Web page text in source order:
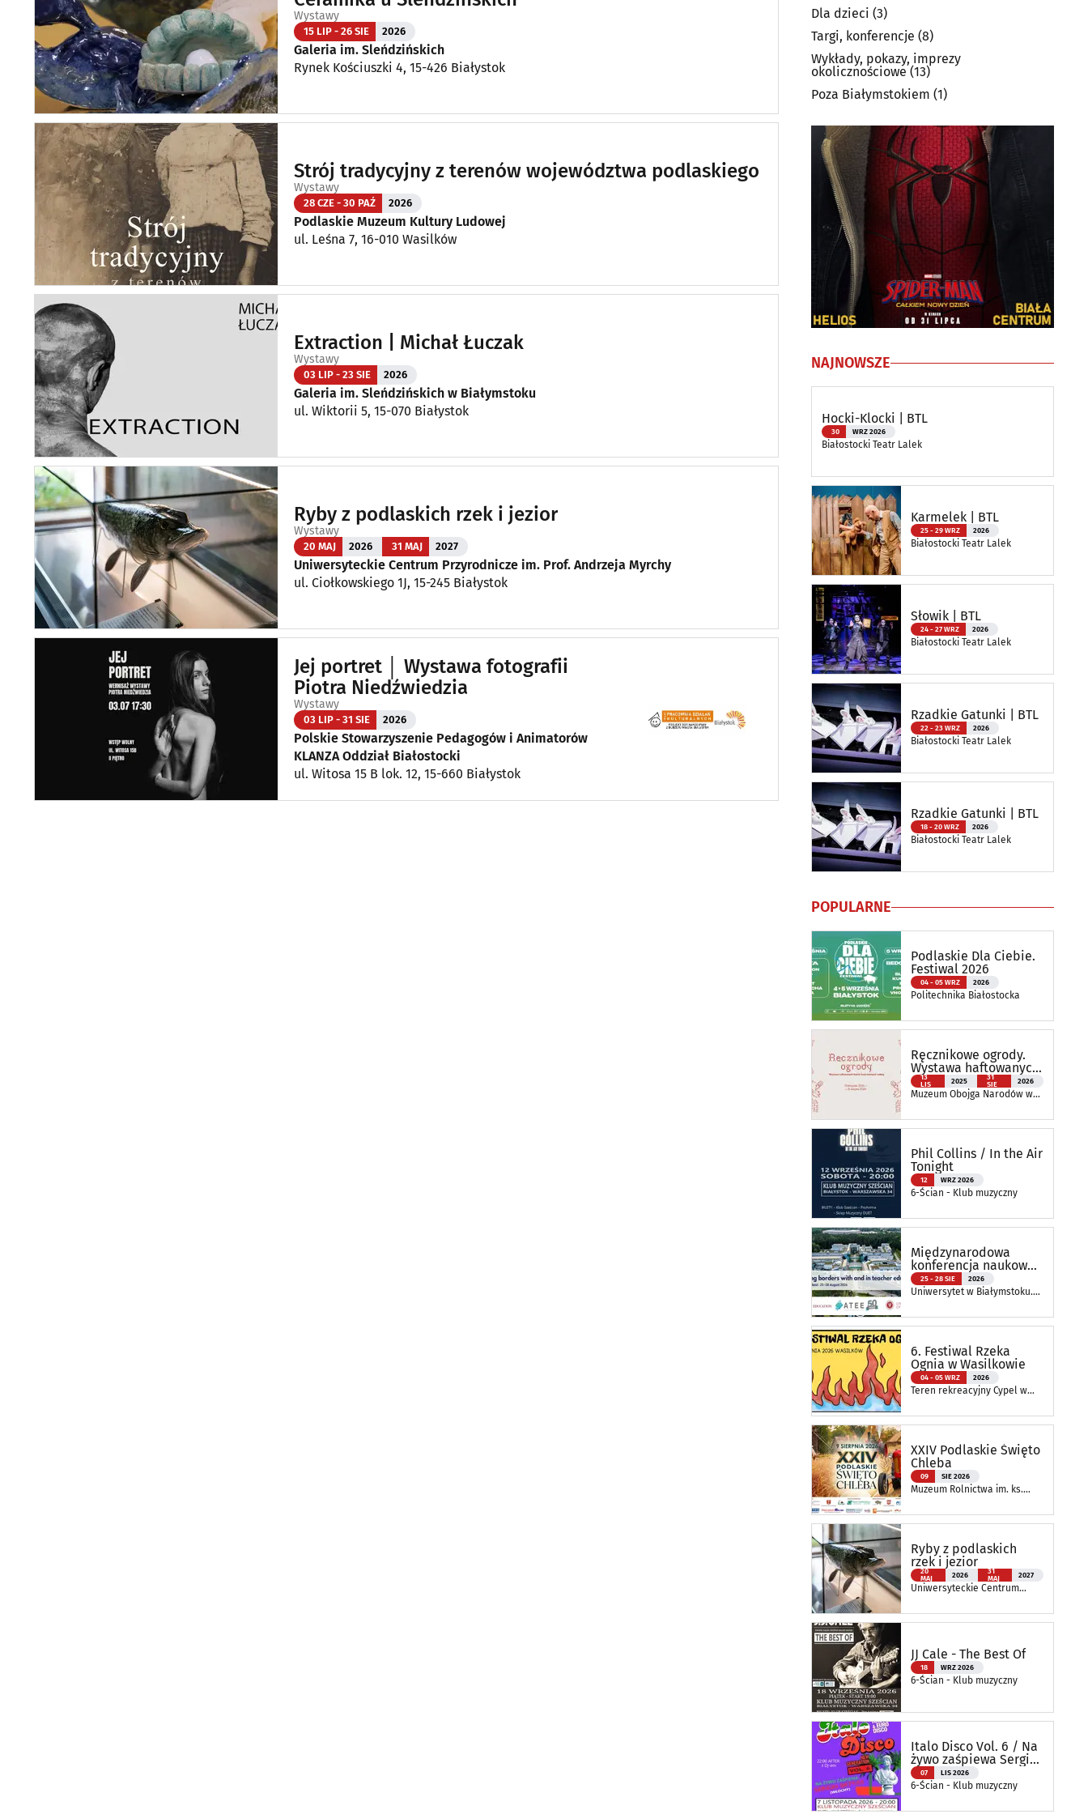
Wystawy
15 LIP - 26 SIE 2026
Galeria im. Sleńdzińskich
Rynek Kościuszki 4, 15-426 Białystok
Strój tradycyjny z terenów województwa podlaskiego
Wystawy
28 CZE - 30 PAŹ 2026
Podlaskie Muzeum Kultury Ludowej
ul. Leśna 7, 16-010 Wasilków
Extraction | Michał Łuczak
Wystawy
03 LIP - 23 SIE 2026
Galeria im. Sleńdzińskich w Białymstoku
ul. Wiktorii 5, 15-070 Białystok
Ryby z podlaskich rzek i jezior
Wystawy
20 MAJ 2026 31 MAJ 2027
Uniwersyteckie Centrum Przyrodnicze im. Prof. Andrzeja Myrchy
ul. Ciołkowskiego 1J, 15-245 Białystok
Jej portret │ Wystawa fotografii
Piotra Niedźwiedzia
Wystawy
03 LIP - 31 SIE 2026
Polskie Stowarzyszenie Pedagogów i Animatorów
KLANZA Oddział Białostocki
ul. Witosa 15 B lok. 12, 15-660 Białystok
Dla dzieci (3)
Targi, konferencje (8)
Wykłady, pokazy, imprezy
okolicznościowe (13)
Poza Białymstokiem (1)
NAJNOWSZE
Hocki-Klocki | BTL
30 WRZ 2026
Białostocki Teatr Lalek
Karmelek | BTL
25 - 29 WRZ 2026
Białostocki Teatr Lalek
Słowik | BTL
24 - 27 WRZ 2026
Białostocki Teatr Lalek
Rzadkie Gatunki | BTL
22 - 23 WRZ 2026
Białostocki Teatr Lalek
Rzadkie Gatunki | BTL
18 - 20 WRZ 2026
Białostocki Teatr Lalek
POPULARNE
Podlaskie Dla Ciebie.
Festiwal 2026
04 - 05 WRZ 2026
Politechnika Białostocka
Ręcznikowe ogrody.
Wystawa haftowanych
tkanin inspirowanych
naturą
13
LIS
2025
31
SIE
2026
Muzeum Obojga Narodów w
Muzeum Podlaskiego w
Phil Collins / In the Air
Tonight
12 WRZ 2026
6-Ścian - Klub muzyczny
Międzynarodowa
konferencja naukowa
ATEE Annual
Conference 2026
25 - 28 SIE 2026
Uniwersytet w Białymstoku.
6. Festiwal Rzeka
Ognia w Wasilkowie
04 - 05 WRZ 2026
Teren rekreacyjny Cypel w
XXIV Podlaskie Święto
Chleba
09 SIE 2026
Muzeum Rolnictwa im. ks.
Ciechanowcu
Ryby z podlaskich
rzek i jezior
20
MAJ
2026
31
MAJ
2027
Uniwersyteckie Centrum
Andrzeja Myrchy
JJ Cale - The Best Of
18 WRZ 2026
6-Ścian - Klub muzyczny
Italo Disco Vol. 6 / Na
żywo zaśpiewa Sergio
Bettas
07 LIS 2026
6-Ścian - Klub muzyczny